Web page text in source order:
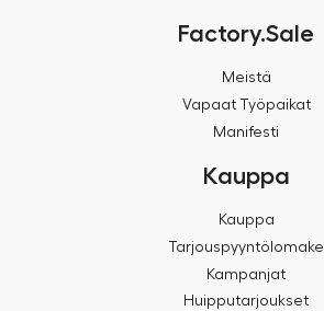
Factory.Sale
Meistä
Vapaat Työpaikat
Manifesti
Kauppa
Kauppa
Tarjouspyyntölomake
Kampanjat
Huipputarjoukset